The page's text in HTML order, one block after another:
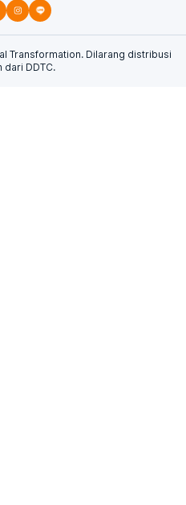
Transformation. Dilarang distribusi
dari DDTC.